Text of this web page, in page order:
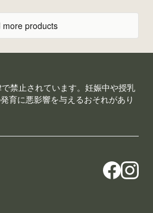
more products
禁止されています。妊娠中や授乳
育に悪影響を与えるおそれがあり